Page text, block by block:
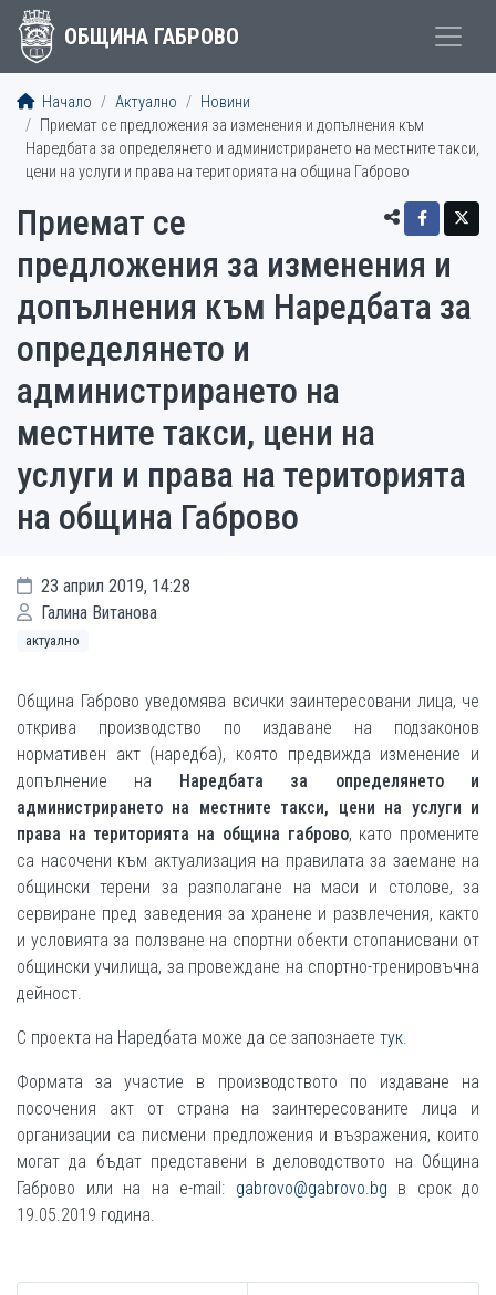
ОБЩИНА ГАБРОВО
Начало Актуално
Новини
Приемат се предложения за изменения и допълнения към
Наредбата за определянето и администрирането на местните такси,
цени на услуги и права на територията на община Габрово
Приемат се
предложения за изменения и
допълнения към Наредбата за
определянето и
администрирането на
местните такси, цени на
услуги и права на територията
на община Габрово
23 април 2019, 14:28
Галина Витанова
актуално
Община Габрово уведомява всички заинтересовани лица, че
открива производство по издаване на подзаконов
нормативен акт (наредба), която предвижда изменение и
допълнение на Наредбата за определянето и
администрирането на местните такси, цени на услуги и
права на територията на община габрово, като промените
са насочени към актуализация на правилата за заемане на
общински терени за разполагане на маси и столове, за
сервиране пред заведения за хранене и развлечения, както
и условията за ползване на спортни обекти стопанисвани от
общински училища, за провеждане на спортно-тренировъчна
дейност.
С проекта на Наредбата може да се запознаете тук.
Формата за участие в производството по издаване на
посочения акт от страна на заинтересованите лица и
организации са писмени предложения и възражения, които
могат да бъдат представени в деловодството на Община
Габрово или на на е-mail: gabrovo@gabrovo.bg в срок до
19.05.2019 година.